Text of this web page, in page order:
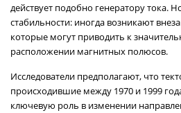
действует подобно генератору тока.
стабильности: иногда возникают
которые могут приводить к
расположении магнитных полюсов.
Исследователи предполагают, что
происходившие между 1970 и 1999
ключевую роль в изменении